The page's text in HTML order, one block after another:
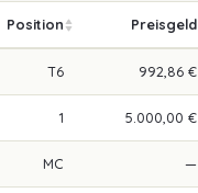
Position Preisgeld
T6 992,86 €
1 5.000,00 €
MC —